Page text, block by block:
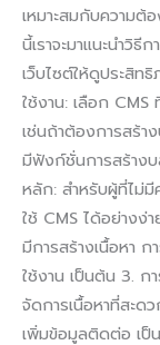
เหมาะสมกับความต้
นี้เราจะมาแนะนำวิธี
เว็บไซต์ให้ดูประสิท
ใช้งาน: เลือก
เช่นถ้าต้องการสร้า
มีฟังก์ชั่นการสร้างบ
หลัก: สำหรับผู้ที่ไม่มี
ใช้ CMS ได้อย่างง่
มีการสร้างเนื้อหา ก
ใช้งาน เป็นต้น 3. ก
จัดการเนื้อหาที่สะด
เพิ่มข้อมูลติดต่อ เป็